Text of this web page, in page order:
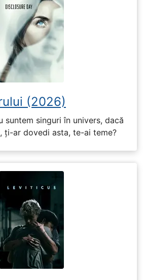
(2026)
suntem singuri în univers, dacă
ți-ar dovedi asta, te-ai teme?